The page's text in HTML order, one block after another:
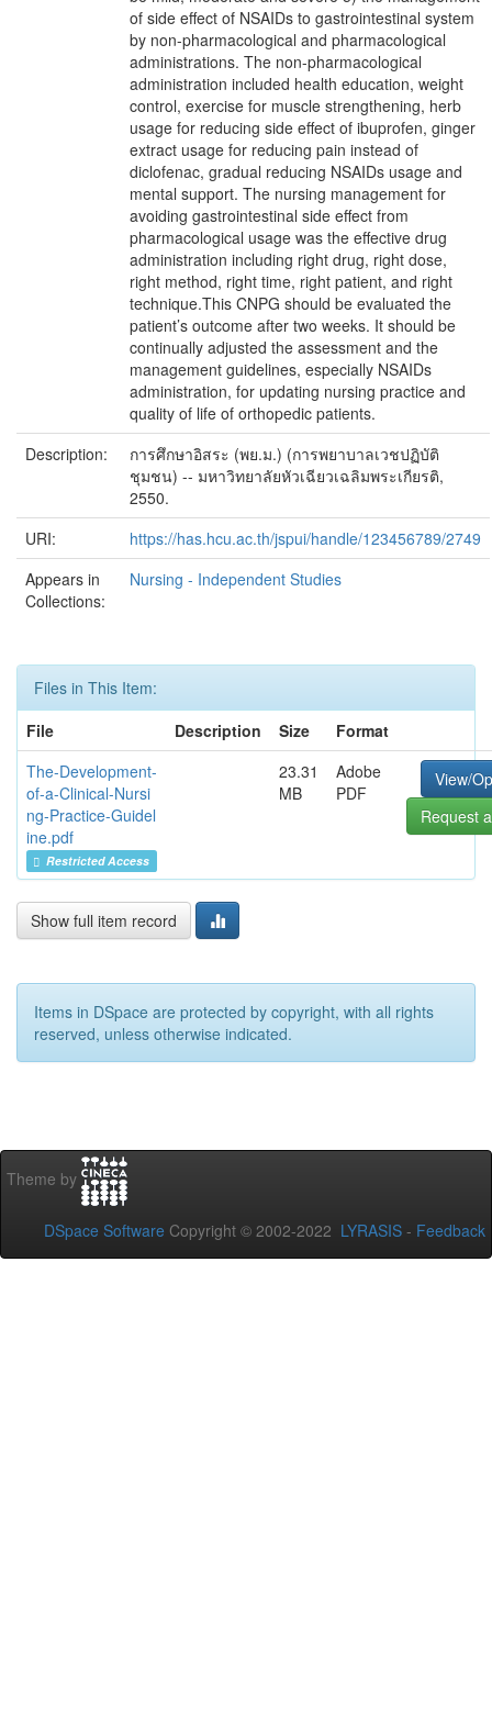
of side effect of NSAIDs to gastrointestinal system
by non-pharmacological and pharmacological
administrations. The non-pharmacological
administration included health education, weight
control, exercise for muscle strengthening, herb
usage for reducing side effect of ibuprofen, ginger
extract usage for reducing pain instead of
diclofenac, gradual reducing NSAIDs usage and
mental support. The nursing management for
avoiding gastrointestinal side effect from
pharmacological usage was the effective drug
administration including right drug, right dose,
right method, right time, right patient, and right
technique.This CNPG should be evaluated the
patient’s outcome after two weeks. It should be
continually adjusted the assessment and the
management guidelines, especially NSAIDs
administration, for updating nursing practice and
quality of life of orthopedic patients.
Description:
การศึกษาอิสระ (พย.ม.) (การพยาบาลเวชปฏิบัติ
ชุมชน) -- มหาวิทยาลัยหัวเฉียวเฉลิมพระเกียรติ,
2550.
URI:
https://has.hcu.ac.th/jspui/handle/123456789/2749
Appears in
Collections:
Nursing - Independent Studies
Files in This Item:
File
Description Size
Format
The-Development-
of-a-Clinical-Nursi
ng-Practice-Guidel
ine.pdf
Restricted Access
23.31
MB
Adobe
PDF
View/
Request
Show full item record
Items in DSpace are protected by copyright, with all rights
reserved, unless otherwise indicated.
Theme by
DSpace Software Copyright © 2002-2022 LYRASIS - Feedback